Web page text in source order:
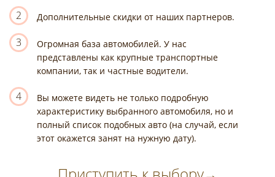
2 Дополнительные скидки от наших партнеров.
3
Огромная база автомобилей. У нас
представлены как крупные транспортные
компании, так и частные водители.
4
Вы можете видеть не только подробную
характеристику выбранного автомобиля, но и
полный список подобных авто (на случай, если
этот окажется занят на нужную дату).